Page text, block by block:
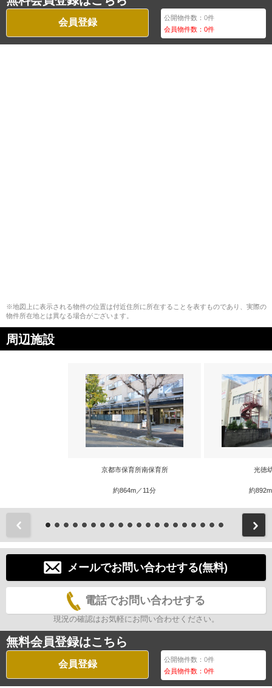
会員登録 公開物件数：0件
会員物件数：0件
※地図上に表示される物件の位置は付近住所に所在することを表すものであり、実際の
物件所在地とは異なる場合がございます。
周辺施設
京都市保育所南保育所
約864m／11分
光徳
約
メールでお問い合わせする(無料)
電話でお問い合わせする
現況の確認はお気軽にお問い合わせください。
無料会員登録はこちら
会員登録 公開物件数：0件
会員物件数：0件